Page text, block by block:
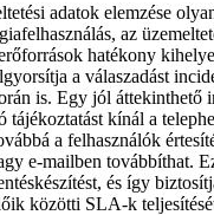
adatok elemzése
az
hatékony
a válaszadást
is. Egy jól áttekinthető
tájékoztatást kínál a
a felhasználók
e-mailben továbbíthat.
és így
közötti SLA-k